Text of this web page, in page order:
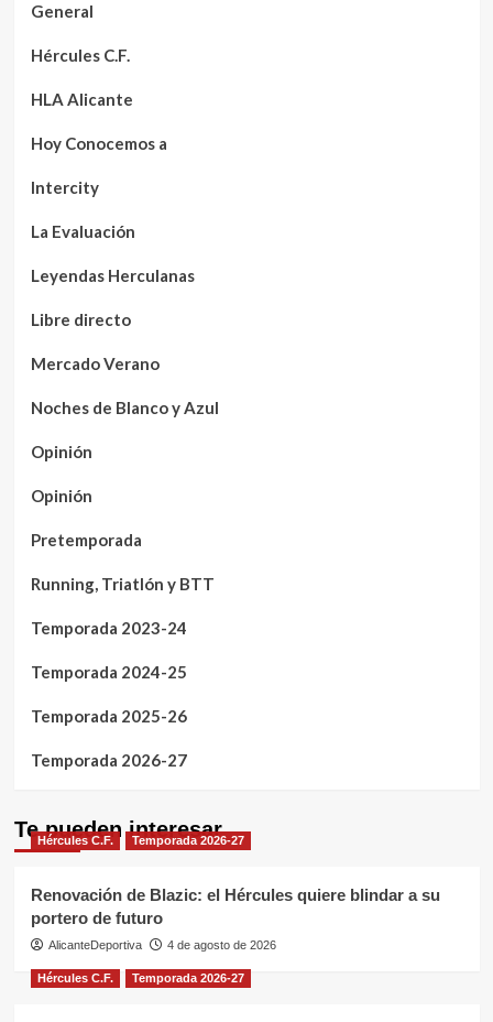
General
Hércules C.F.
HLA Alicante
Hoy Conocemos a
Intercity
La Evaluación
Leyendas Herculanas
Libre directo
Mercado Verano
Noches de Blanco y Azul
Opinión
Opinión
Pretemporada
Running, Triatlón y BTT
Temporada 2023-24
Temporada 2024-25
Temporada 2025-26
Temporada 2026-27
Te pueden interesar
Hércules C.F. Temporada 2026-27
Renovación de Blazic: el Hércules quiere blindar a su
portero de futuro
AlicanteDeportiva 4 de agosto de 2026
Hércules C.F. Temporada 2026-27